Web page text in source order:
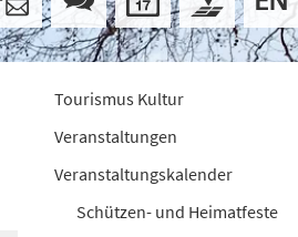
Tourismus Kultur
Veranstaltungen
Veranstaltungskalender
Schützen- und Heimatfeste